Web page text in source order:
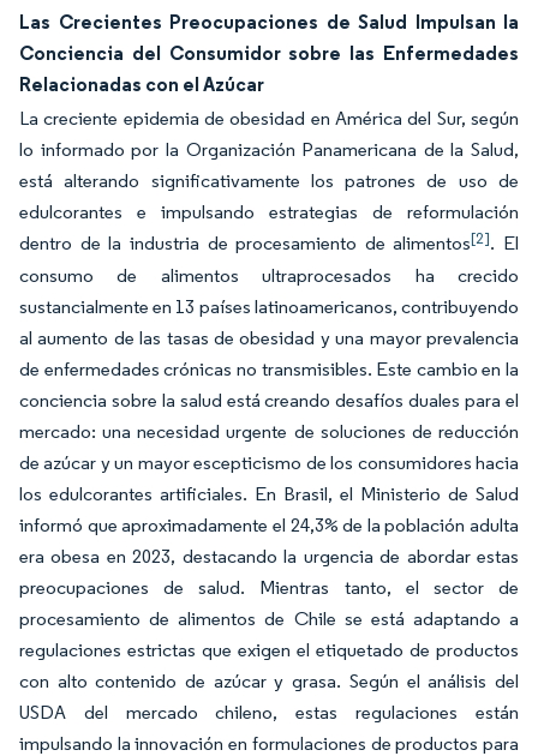
Las Crecientes Preocupaciones de Salud Impulsan la
Conciencia del Consumidor sobre las Enfermedades
Relacionadas con el Azúcar
La creciente epidemia de obesidad en América del Sur, según
lo informado por la Organización Panamericana de la Salud,
está alterando significativamente los patrones de uso de
edulcorantes e impulsando estrategias de reformulación
dentro de la industria de procesamiento de alimentos[2]. El
consumo de alimentos ultraprocesados ha crecido
sustancialmente en 13 países latinoamericanos, contribuyendo
al aumento de las tasas de obesidad y una mayor prevalencia
de enfermedades crónicas no transmisibles. Este cambio en la
conciencia sobre la salud está creando desafíos duales para el
mercado: una necesidad urgente de soluciones de reducción
de azúcar y un mayor escepticismo de los consumidores hacia
los edulcorantes artificiales. En Brasil, el Ministerio de Salud
informó que aproximadamente el 24,3% de la población adulta
era obesa en 2023, destacando la urgencia de abordar estas
preocupaciones de salud. Mientras tanto, el sector de
procesamiento de alimentos de Chile se está adaptando a
regulaciones estrictas que exigen el etiquetado de productos
con alto contenido de azúcar y grasa. Según el análisis del
USDA del mercado chileno, estas regulaciones están
impulsando la innovación en formulaciones de productos para